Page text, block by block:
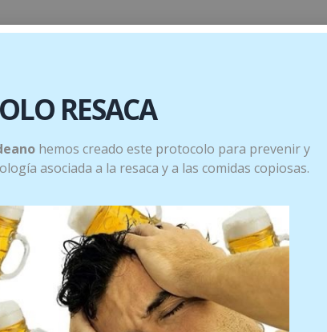
1 cápsula al día durante los primeros días e
– cápsulas de
digestiones más ligeras.
para potenciar
RESACA
hemos creado este protocolo para prevenir y
asociada a la resaca y a las comidas copiosas.